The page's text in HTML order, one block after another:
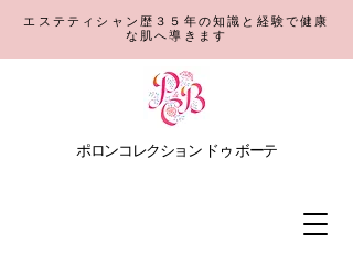
エステティシャン歴３５年の知識と経験で健康
な肌へ導きます
​ポロンコレクション ドゥ ボーテ